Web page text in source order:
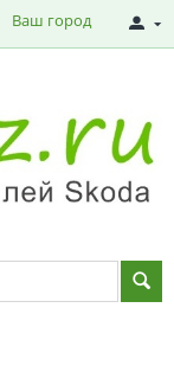
Ваш город